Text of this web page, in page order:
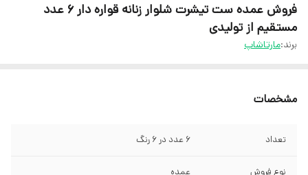
فروش عمده ست تیشرت شلوار زنانه قواره دار 6 عدد
مستقیم از تولیدی
برند:مارتاشاپ
مشخصات
تعداد 6 عدد در 6 رنگ
نوع فروش عمده